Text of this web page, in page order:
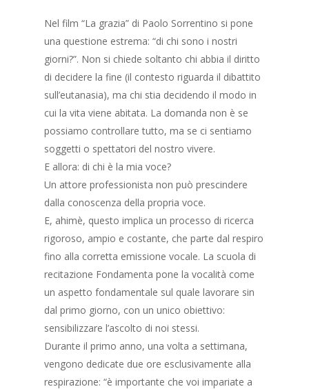
Nel film “La grazia” di Paolo Sorrentino si pone
una questione estrema: “di chi sono i nostri
giorni?”. Non si chiede soltanto chi abbia il diritto
di decidere la fine (il contesto riguarda il dibattito
sull’eutanasia), ma chi stia decidendo il modo in
cui la vita viene abitata. La domanda non è se
possiamo controllare tutto, ma se ci sentiamo
soggetti o spettatori del nostro vivere.
E allora: di chi è la mia voce?
Un attore professionista non può prescindere
dalla conoscenza della propria voce.
E, ahimè, questo implica un processo di ricerca
rigoroso, ampio e costante, che parte dal respiro
fino alla corretta emissione vocale. La scuola di
recitazione Fondamenta pone la vocalità come
un aspetto fondamentale sul quale lavorare sin
dal primo giorno, con un unico obiettivo:
sensibilizzare l’ascolto di noi stessi.
Durante il primo anno, una volta a settimana,
vengono dedicate due ore esclusivamente alla
respirazione: “è importante che voi impariate a
HOME